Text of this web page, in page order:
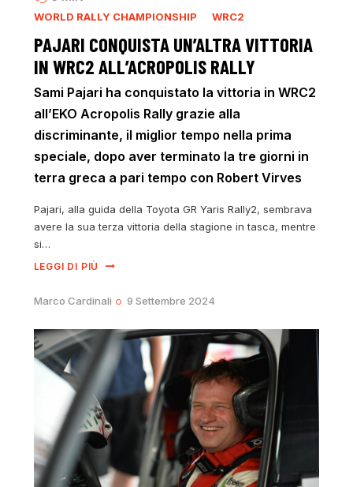
WORLD RALLY CHAMPIONSHIP WRC2
PAJARI CONQUISTA UN’ALTRA VITTORIA
IN WRC2 ALL’ACROPOLIS RALLY
Sami Pajari ha conquistato la vittoria in WRC2
all’EKO Acropolis Rally grazie alla
discriminante, il miglior tempo nella prima
speciale, dopo aver terminato la tre giorni in
terra greca a pari tempo con Robert Virves
Pajari, alla guida della Toyota GR Yaris Rally2, sembrava
avere la sua terza vittoria della stagione in tasca, mentre
si…
LEGGI DI PIÙ
Marco Cardinali 9 Settembre 2024